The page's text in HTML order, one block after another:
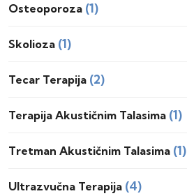
Osteoporoza (1)
Skolioza (1)
Tecar Terapija (2)
Terapija Akustičnim Talasima (1)
Tretman Akustičnim Talasima (1)
Ultrazvučna Terapija (4)